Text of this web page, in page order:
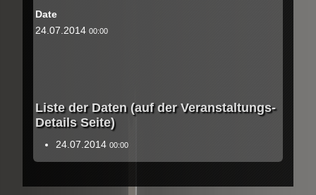
Date
24.07.2014 00:00
Liste der Daten (auf der Veranstaltungs-
Details Seite)
24.07.2014 00:00